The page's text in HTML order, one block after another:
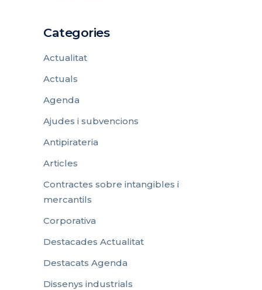
Categories
Actualitat
Actuals
Agenda
Ajudes i subvencions
Antipirateria
Articles
Contractes sobre intangibles i
mercantils
Corporativa
Destacades Actualitat
Destacats Agenda
Dissenys industrials